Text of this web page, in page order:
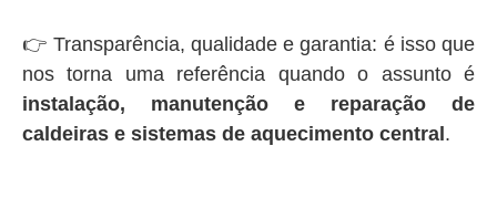
👉 Transparência, qualidade e garantia: é isso que
nos torna uma referência quando o assunto é
instalação, manutenção e reparação de
caldeiras e sistemas de aquecimento central.